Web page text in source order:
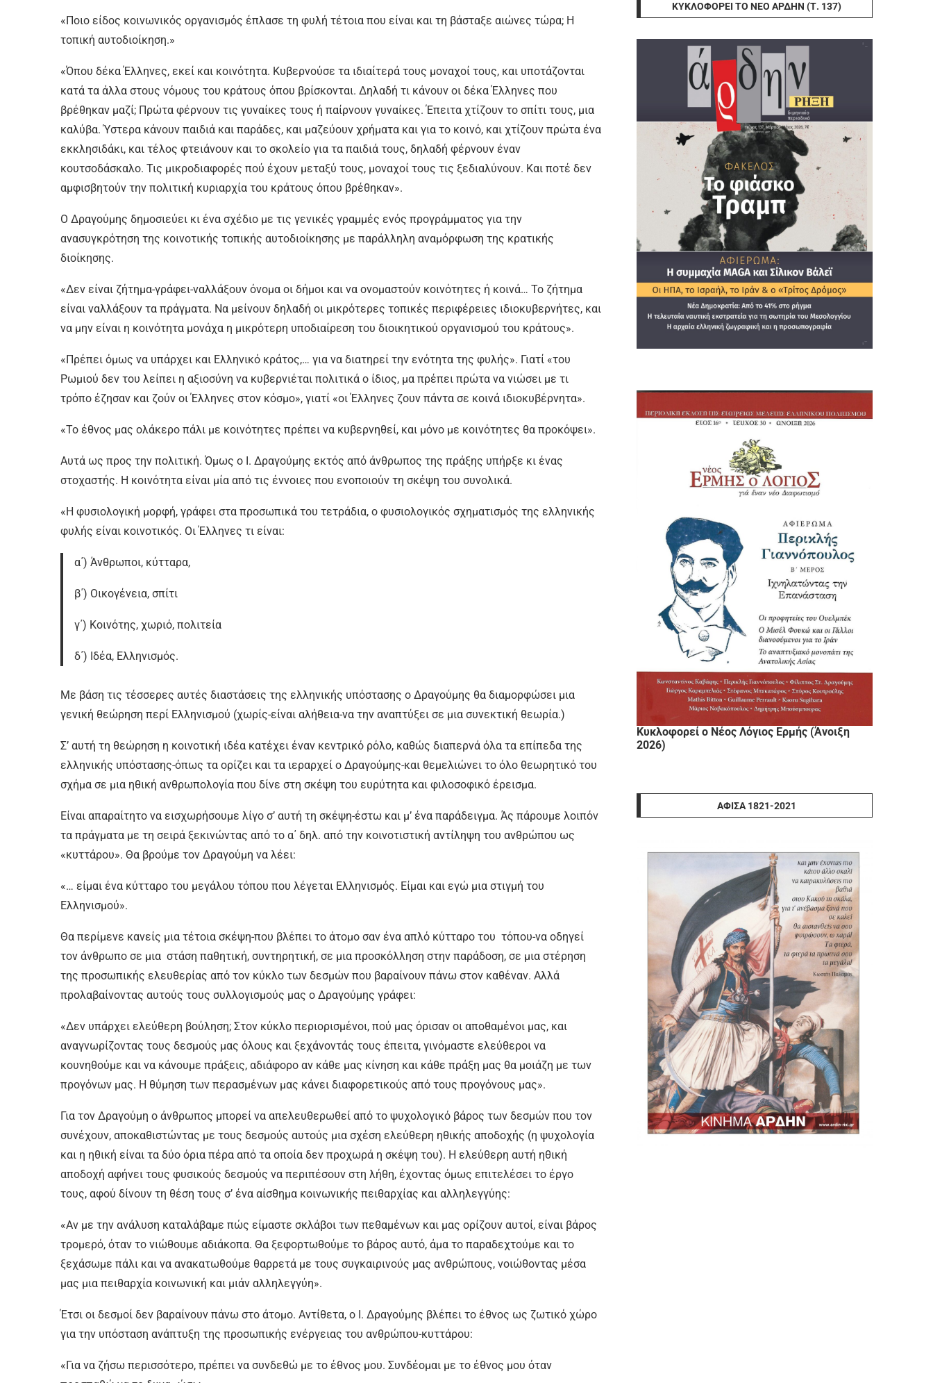
«Ποιο είδος κοινωνικός οργανισμός έπλασε τη φυλή τέτοια που είναι και τη βάσταξε αιώνες τώρα; Η
τοπική αυτοδιοίκηση.»
«Όπου δέκα Έλληνες, εκεί και κοινότητα. Κυβερνούσε τα ιδιαίτερά τους μοναχοί τους, και υποτάζονται
κατά τα άλλα στους νόμους του κράτους όπου βρίσκονται. Δηλαδή τι κάνουν οι δέκα Έλληνες που
βρέθηκαν μαζί; Πρώτα φέρνουν τις γυναίκες τους ή παίρνουν γυναίκες. Έπειτα χτίζουν το σπίτι τους, μια
καλύβα. Ύστερα κάνουν παιδιά και παράδες, και μαζεύουν χρήματα και για το κοινό, και χτίζουν πρώτα ένα
εκκλησιδάκι, και τέλος φτειάνουν και το σκολείο για τα παιδιά τους, δηλαδή φέρνουν έναν
κουτσοδάσκαλο. Τις μικροδιαφορές πού έχουν μεταξύ τους, μοναχοί τους τις ξεδιαλύνουν. Και ποτέ δεν
αμφισβητούν την πολιτική κυριαρχία του κράτους όπου βρέθηκαν».
Ο Δραγούμης δημοσιεύει κι ένα σχέδιο με τις γενικές γραμμές ενός προγράμματος για την
ανασυγκρότηση της κοινοτικής τοπικής αυτοδιοίκησης με παράλληλη αναμόρφωση της κρατικής
διοίκησης.
«Δεν είναι ζήτημα-γράφει-ναλλάξουν όνομα οι δήμοι και να ονομαστούν κοινότητες ή κοινά… Το ζήτημα
είναι ναλλάξουν τα πράγματα. Να μείνουν δηλαδή οι μικρότερες τοπικές περιφέρειες ιδιοκυβερνήτες, και
να μην είναι η κοινότητα μονάχα η μικρότερη υποδιαίρεση του διοικητικού οργανισμού του κράτους».
«Πρέπει όμως να υπάρχει και Ελληνικό κράτος,… για να διατηρεί την ενότητα της φυλής». Γιατί «του
Ρωμιού δεν του λείπει η αξιοσύνη να κυβερνιέται πολιτικά ο ίδιος, μα πρέπει πρώτα να νιώσει με τι
τρόπο έζησαν και ζούν οι Έλληνες στον κόσμο», γιατί «οι Έλληνες ζουν πάντα σε κοινά ιδιοκυβέρνητα».
«Το έθνος μας ολάκερο πάλι με κοινότητες πρέπει να κυβερνηθεί, και μόνο με κοινότητες θα προκόψει».
Αυτά ως προς την πολιτική. Όμως ο Ι. Δραγούμης εκτός από άνθρωπος της πράξης υπήρξε κι ένας
στοχαστής. Η κοινότητα είναι μία από τις έννοιες που ενοποιούν τη σκέψη του συνολικά.
«Η φυσιολογική μορφή, γράφει στα προσωπικά του τετράδια, ο φυσιολογικός σχηματισμός της ελληνικής
φυλής είναι κοινοτικός. Οι Έλληνες τι είναι:
α΄) Άνθρωποι, κύτταρα,
β΄) Οικογένεια, σπίτι
γ΄) Κοινότης, χωριό, πολιτεία
δ΄) Ιδέα, Ελληνισμός.
Με βάση τις τέσσερες αυτές διαστάσεις της ελληνικής υπόστασης ο Δραγούμης θα διαμορφώσει μια
γενική θεώρηση περί Ελληνισμού (χωρίς-είναι αλήθεια-να την αναπτύξει σε μια συνεκτική θεωρία.)
Σ’ αυτή τη θεώρηση η κοινοτική ιδέα κατέχει έναν κεντρικό ρόλο, καθώς διαπερνά όλα τα επίπεδα της
ελληνικής υπόστασης-όπως τα ορίζει και τα ιεραρχεί ο Δραγούμης-και θεμελιώνει το όλο θεωρητικό του
σχήμα σε μια ηθική ανθρωπολογία που δίνε στη σκέψη του ευρύτητα και φιλοσοφικό έρεισμα.
Είναι απαραίτητο να εισχωρήσουμε λίγο σ’ αυτή τη σκέψη-έστω και μ’ ένα παράδειγμα. Άς πάρουμε λοιπόν
τα πράγματα με τη σειρά ξεκινώντας από το α΄ δηλ. από την κοινοτιστική αντίληψη του ανθρώπου ως
«κυττάρου». Θα βρούμε τον Δραγούμη να λέει:
«… είμαι ένα κύτταρο του μεγάλου τόπου που λέγεται Ελληνισμός. Είμαι και εγώ μια στιγμή του
Ελληνισμού».
Θα περίμενε κανείς μια τέτοια σκέψη-που βλέπει το άτομο σαν ένα απλό κύτταρο του τόπου-να οδηγεί
τον άνθρωπο σε μια στάση παθητική, συντηρητική, σε μια προσκόλληση στην παράδοση, σε μια στέρηση
της προσωπικής ελευθερίας από τον κύκλο των δεσμών που βαραίνουν πάνω στον καθέναν. Αλλά
προλαβαίνοντας αυτούς τους συλλογισμούς μας ο Δραγούμης γράφει:
«Δεν υπάρχει ελεύθερη βούληση; Στον κύκλο περιορισμένοι, πού μας όρισαν οι αποθαμένοι μας, και
αναγνωρίζοντας τους δεσμούς μας όλους και ξεχάνοντάς τους έπειτα, γινόμαστε ελεύθεροι να
κουνηθούμε και να κάνουμε πράξεις, αδιάφορο αν κάθε μας κίνηση και κάθε πράξη μας θα μοιάζη με των
προγόνων μας. Η θύμηση των περασμένων μας κάνει διαφορετικούς από τους προγόνους μας».
Για τον Δραγούμη ο άνθρωπος μπορεί να απελευθερωθεί από το ψυχολογικό βάρος των δεσμών που τον
συνέχουν, αποκαθιστώντας με τους δεσμούς αυτούς μια σχέση ελεύθερη ηθικής αποδοχής (η ψυχολογία
και η ηθική είναι τα δύο όρια πέρα από τα οποία δεν προχωρά η σκέψη του). Η ελεύθερη αυτή ηθική
αποδοχή αφήνει τους φυσικούς δεσμούς να περιπέσουν στη λήθη, έχοντας όμως επιτελέσει το έργο
τους, αφού δίνουν τη θέση τους σ’ ένα αίσθημα κοινωνικής πειθαρχίας και αλληλεγγύης:
«Αν με την ανάλυση καταλάβαμε πώς είμαστε σκλάβοι των πεθαμένων και μας ορίζουν αυτοί, είναι βάρος
τρομερό, όταν το νιώθουμε αδιάκοπα. Θα ξεφορτωθούμε το βάρος αυτό, άμα το παραδεχτούμε και το
ξεχάσωμε πάλι και να ανακατωθούμε θαρρετά με τους συγκαιρινούς μας ανθρώπους, νοιώθοντας μέσα
μας μια πειθαρχία κοινωνική και μιάν αλληλεγγύη».
Έτσι οι δεσμοί δεν βαραίνουν πάνω στο άτομο. Αντίθετα, ο Ι. Δραγούμης βλέπει το έθνος ως ζωτικό χώρο
για την υπόσταση ανάπτυξη της προσωπικής ενέργειας του ανθρώπου-κυττάρου:
«Για να ζήσω περισσότερο, πρέπει να συνδεθώ με το έθνος μου. Συνδέομαι με το έθνος μου όταν
ΚΥΚΛΟΦΟΡΕΊ ΤΟ ΝΈΟ ΆΡΔΗΝ (Τ. 137)
Κυκλοφορεί ο Νέος Λόγιος Ερμής (Άνοιξη
2026)
ΑΦΊΣΑ 1821-2021